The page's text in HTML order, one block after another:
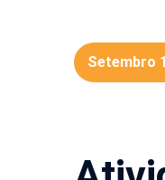
Setembro